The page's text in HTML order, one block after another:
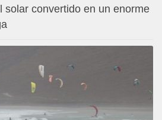
solar convertido en un enorme